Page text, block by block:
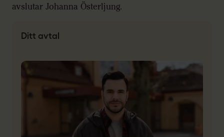
avslutar Johanna Österljung.
Ditt avtal